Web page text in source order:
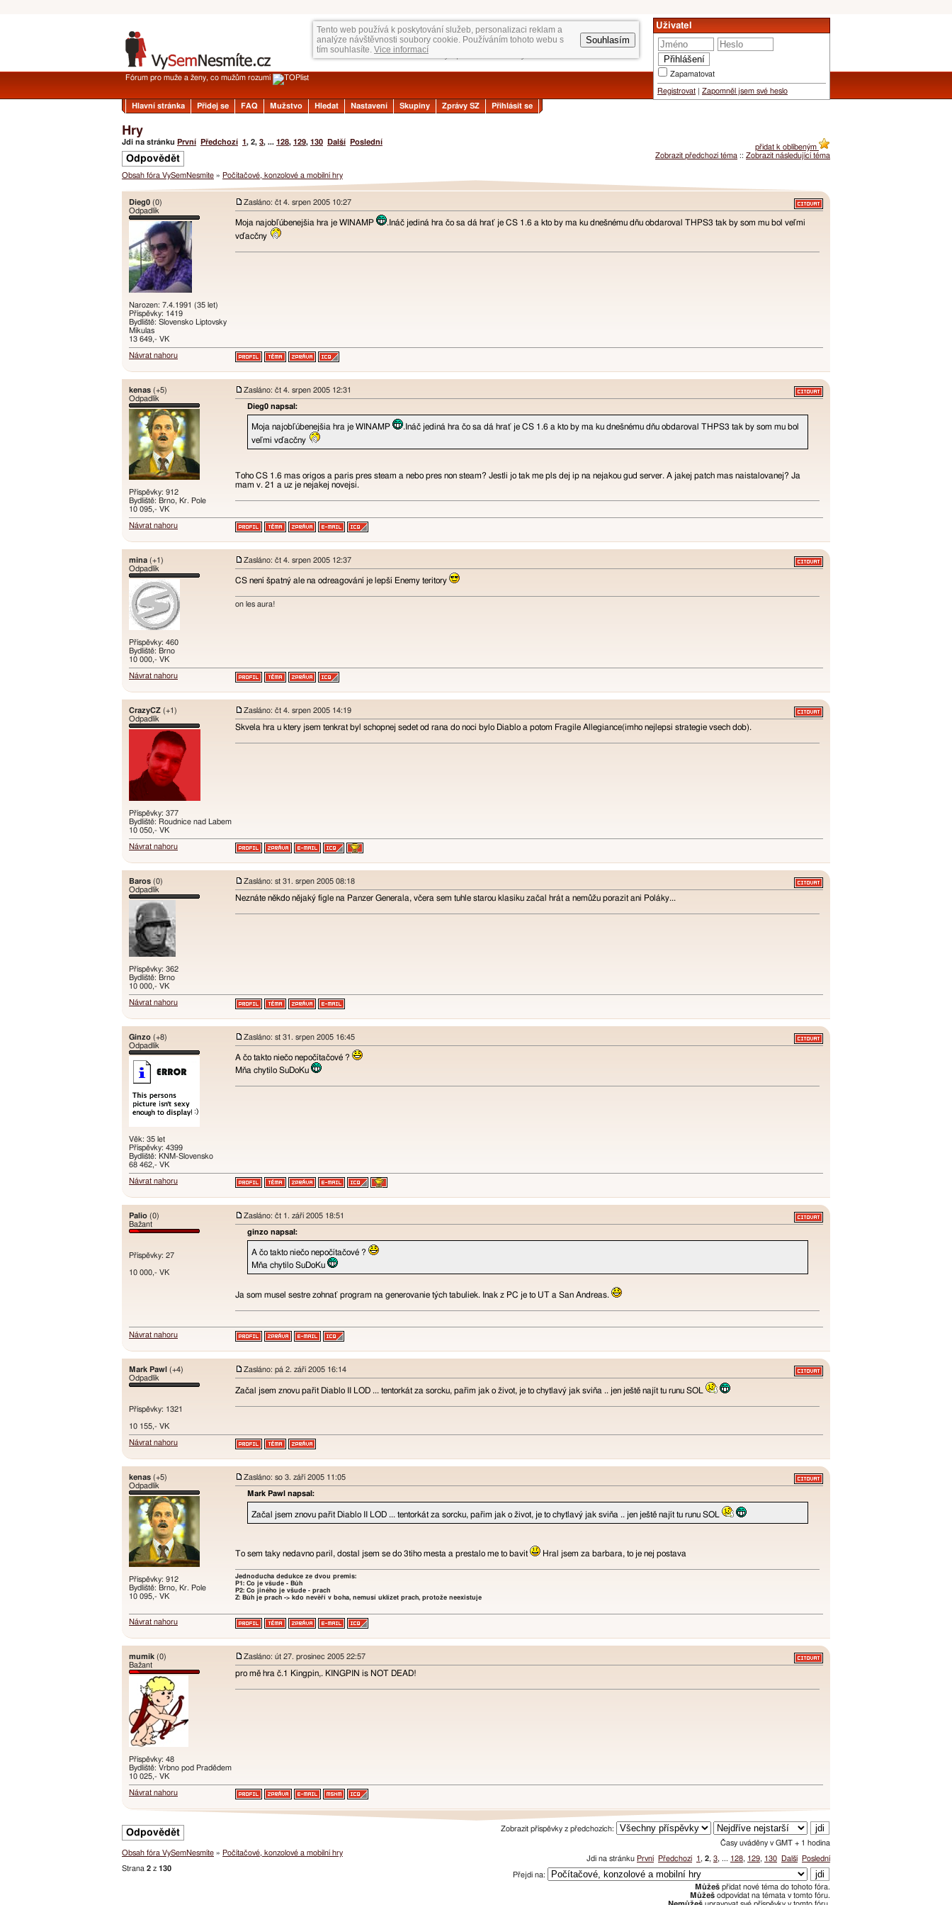
Tento web používá k poskytování služeb, personalizaci reklam a
analýze návštěvnosti soubory cookie. Používáním tohoto webu s
tím souhlasíte. Vice informací
Souhlasím
Uživatel
Zapamatovat
Registrovat Zapomněl jsem své heslo
Fórum pro muže a ženy, co mužům rozumí
Hlavní stránka Přidej se FAQ Mužstvo Hledat Nastavení Skupiny Zprávy SZ Přihlásit se
Hry
přidat k oblíbeným
Zobrazit předchozí téma :: Zobrazit následující téma
Jdi na stránku První Předchozí 1, 2, 3, ... 128, 129, 130 Další Poslední
Odpovědět
Obsah fóra VySemNesmíte » Počítačové, konzolové a mobilní hry
Dieg0 (0)
Odpadlík
Narozen: 7.4.1991 (35 let)
Příspěvky: 1419
Bydliště: Slovensko Liptovsky
Mikulas
13 649,- VK
Zasláno: čt 4. srpen 2005 10:27
Moja najobľúbenejšia hra je WINAMP
.Ináč jediná hra čo sa dá hrať je CS 1.6 a kto by ma ku dnešnému dňu obdaroval THPS3 tak by som mu bol veľmi
vďacčny
Návrat nahoru
kenas (+5)
Odpadlík
Příspěvky: 912
Bydliště: Brno, Kr. Pole
10 095,- VK
Zasláno: čt 4. srpen 2005 12:31
Dieg0 napsal:
Moja najobľúbenejšia hra je WINAMP
.Ináč jediná hra čo sa dá hrať je CS 1.6 a kto by ma ku dnešnému dňu obdaroval THPS3 tak by som mu bol
veľmi vďacčny
Toho CS 1.6 mas origos a paris pres steam a nebo pres non steam? Jestli jo tak me pls dej ip na nejakou gud server. A jakej patch mas naistalovanej? Ja
mam v. 21 a uz je nejakej novejsi.
Návrat nahoru
mina (+1)
Odpadlík
Příspěvky: 460
Bydliště: Brno
10 000,- VK
Zasláno: čt 4. srpen 2005 12:37
CS není špatný ale na odreagování je lepší Enemy teritory
on les aura!
Návrat nahoru
CrazyCZ (+1)
Odpadlík
Příspěvky: 377
Bydliště: Roudnice nad Labem
10 050,- VK
Zasláno: čt 4. srpen 2005 14:19
Skvela hra u ktery jsem tenkrat byl schopnej sedet od rana do noci bylo Diablo a potom Fragile Allegiance(imho nejlepsi strategie vsech dob).
Návrat nahoru
Baros (0)
Odpadlík
Příspěvky: 362
Bydliště: Brno
10 000,- VK
Zasláno: st 31. srpen 2005 08:18
Neznáte někdo nějaký fígle na Panzer Generala, včera sem tuhle starou klasiku začal hrát a nemůžu porazit ani Poláky...
Návrat nahoru
Ginzo (+8)
Odpadlík
Věk: 35 let
Příspěvky: 4399
Bydliště: KNM-Slovensko
68 462,- VK
Zasláno: st 31. srpen 2005 16:45
A čo takto niečo nepočítačové ?
Mňa chytilo SuDoKu
Návrat nahoru
Palio (0)
Bažant
Příspěvky: 27
10 000,- VK
Zasláno: čt 1. září 2005 18:51
ginzo napsal:
A čo takto niečo nepočítačové ?
Mňa chytilo SuDoKu
Ja som musel sestre zohnať program na generovanie tých tabuliek. Inak z PC je to UT a San Andreas.
Návrat nahoru
Mark Pawl (+4)
Odpadlík
Příspěvky: 1321
10 155,- VK
Zasláno: pá 2. září 2005 16:14
Začal jsem znovu pařit Diablo II LOD ... tentorkát za sorcku, pařim jak o život, je to chytlavý jak sviňa .. jen ještě najít tu runu SOL
Návrat nahoru
kenas (+5)
Odpadlík
Příspěvky: 912
Bydliště: Brno, Kr. Pole
10 095,- VK
Zasláno: so 3. září 2005 11:05
Mark Pawl napsal:
Začal jsem znovu pařit Diablo II LOD ... tentorkát za sorcku, pařim jak o život, je to chytlavý jak sviňa .. jen ještě najít tu runu SOL
To sem taky nedavno paril, dostal jsem se do 3tiho mesta a prestalo me to bavit Hral jsem za barbara, to je nej postava
Jednoducha dedukce ze dvou premis:
P1: Co je všude - Bůh
P2: Co jiného je všude - prach
Z: Bůh je prach -> kdo nevěří v boha, nemusí uklízet prach, protože neexistuje
Návrat nahoru
mumik (0)
Bažant
Příspěvky: 48
Bydliště: Vrbno pod Pradědem
10 025,- VK
Zasláno: út 27. prosinec 2005 22:57
pro mě hra č.1 Kingpin,. KINGPIN is NOT DEAD!
Návrat nahoru
Zobrazit příspěvky z předchozích:
Časy uváděny v GMT + 1 hodina
Jdi na stránku První Předchozí 1 , 2, 3, ... 128, 129, 130 Další Poslední
Přejdi na:
Můžeš přidat nové téma do tohoto fóra.
Můžeš odpovídat na témata v tomto fóru.
Odpovědět
Obsah fóra VySemNesmíte » Počítačové, konzolové a mobilní hry
Strana 2 z 130